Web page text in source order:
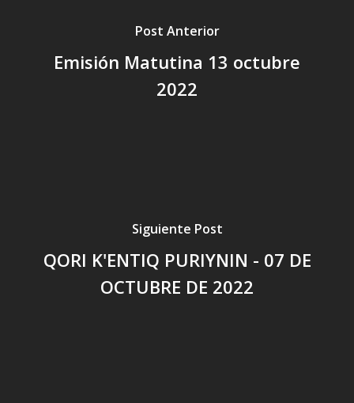
Post Anterior
Emisión Matutina 13 octubre
2022
Siguiente Post
QORI K'ENTIQ PURIYNIN - 07 DE
OCTUBRE DE 2022